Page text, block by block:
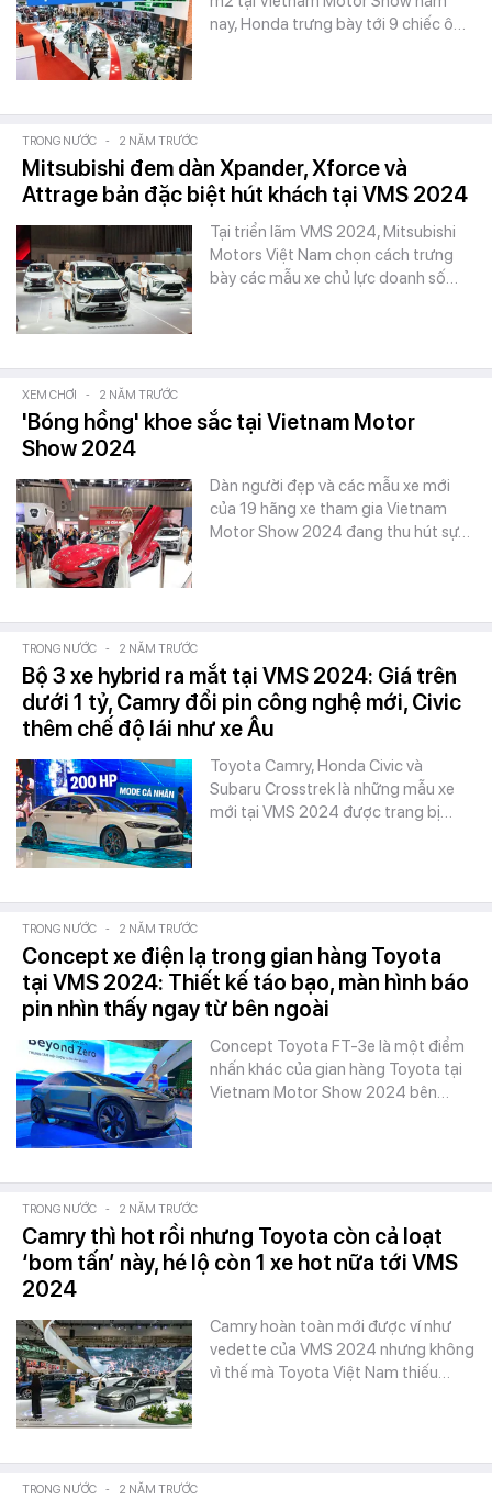
nay, Honda trưng bày tới 9 chiếc ô…
TRONG NƯỚC - 2 NĂM TRƯỚC
Mitsubishi đem dàn Xpander, Xforce và
Attrage bản đặc biệt hút khách tại VMS 2024
Tại triển lãm VMS 2024, Mitsubishi
Motors Việt Nam chọn cách trưng
bày các mẫu xe chủ lực doanh số…
XEM CHƠI - 2 NĂM TRƯỚC
'Bóng hồng' khoe sắc tại Vietnam Motor
Show 2024
Dàn người đẹp và các mẫu xe mới
của 19 hãng xe tham gia Vietnam
Motor Show 2024 đang thu hút sự…
TRONG NƯỚC - 2 NĂM TRƯỚC
Bộ 3 xe hybrid ra mắt tại VMS 2024: Giá trên
dưới 1 tỷ, Camry đổi pin công nghệ mới, Civic
thêm chế độ lái như xe Âu
Toyota Camry, Honda Civic và
Subaru Crosstrek là những mẫu xe
mới tại VMS 2024 được trang bị…
TRONG NƯỚC - 2 NĂM TRƯỚC
Concept xe điện lạ trong gian hàng Toyota
tại VMS 2024: Thiết kế táo bạo, màn hình báo
pin nhìn thấy ngay từ bên ngoài
Concept Toyota FT-3e là một điểm
nhấn khác của gian hàng Toyota tại
Vietnam Motor Show 2024 bên…
TRONG NƯỚC - 2 NĂM TRƯỚC
Camry thì hot rồi nhưng Toyota còn cả loạt
‘bom tấn’ này, hé lộ còn 1 xe hot nữa tới VMS
2024
Camry hoàn toàn mới được ví như
vedette của VMS 2024 nhưng không
vì thế mà Toyota Việt Nam thiếu…
TRONG NƯỚC - 2 NĂM TRƯỚC